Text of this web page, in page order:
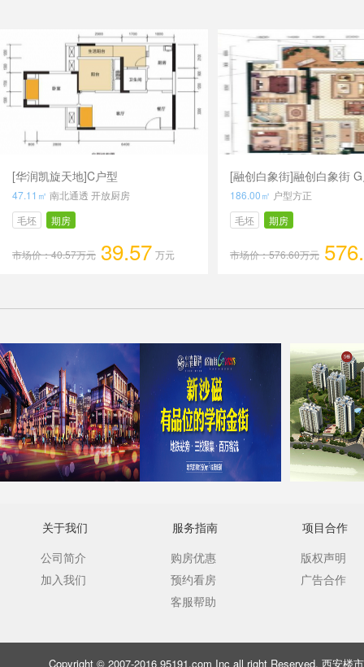
[华润凯旋天地]C户型
47.11㎡ 南北通透 开放厨房
毛坯
期房
市场价：40.57万元 39.57 万元
[融创白象街]融创白象街
186.00㎡ 户型方正
毛坯
期房
市场价：576.60万元
关于我们
公司简介
加入我们
服务指南
购房优惠
预约看房
客服帮助
项目合作
版权声明
广告合作
Copyright © 2007-2016 95191.com Inc all right Reserved. 西安楼